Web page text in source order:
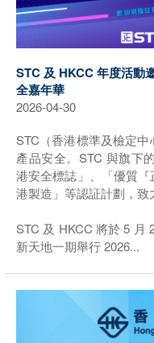
STC 及 HKCC 年度活動
全嘉年華
2026-04-30
STC（香港標準及檢定
產品安全。STC 與旗下
港安全標誌」、「優質
港製造」等認証計劃，致
STC 及 HKCC 將於 5 月
新天地一期舉行 2026...